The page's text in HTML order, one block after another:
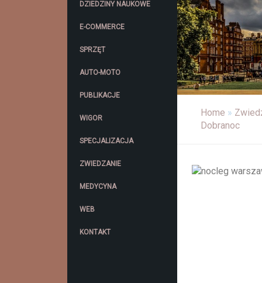
DZIEDZINY NAUKOWE
E-COMMERCE
SPRZĘT
AUTO-MOTO
PUBLIKACJE
WIGOR
SPECJALIZACJA
ZWIEDZANIE
MEDYCYNA
WEB
KONTAKT
Home »
Dobranoc